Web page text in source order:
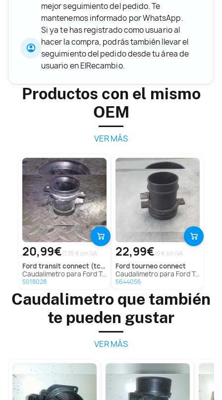
mejor seguimiento del pedido. Te
mantenemos informado por WhatsApp.
Si ya te has registrado como usuario al
hacer la compra, podrás también llevar el
seguimiento del pedido desde tu área de
usuario en ElRecambio.
Productos con el mismo
OEM
VER MÁS
20,99€17.35 € sin IVA
ford transit connect (tc7)
Caudalimetro para Ford Transit Connect (Tc7)
5018028
22,99€19 € sin IVA
ford tourneo connect
Caudalimetro para Ford Tourneo Connect
5644056
Caudalimetro que también
te pueden gustar
VER MÁS